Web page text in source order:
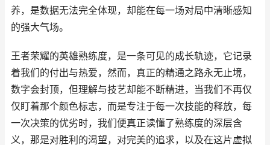
养，是数据无法完全体现，却能在每一场对局中清晰感知
的强大气场。
王者荣耀的英雄熟练度，是一条可见的成长轨迹，它记录
着我们的付出与热爱，然而，真正的精通之路永无止境，
数字会封顶，但理解与技艺却能不断精进，当我们不再仅
仅盯着那个颜色标志，而是专注于每一次技能的释放，每
一次决策的优劣时，我们便真正读懂了熟练度的深层含
义，那是对胜利的渴望，对完美的追求，以及在这片虚拟